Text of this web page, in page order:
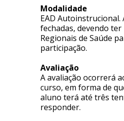
Modalidade
EAD Autoinstrucional.
fechadas, devendo ter
Regionais de Saúde
participação.
Avaliação
A avaliação ocorrerá
curso, em forma de
aluno terá até três
responder.